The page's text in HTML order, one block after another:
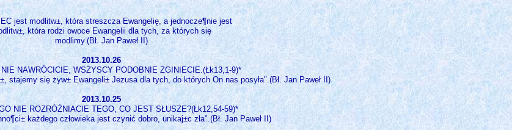
jest modlitw±, która streszcza Ewangelię, a jednocze¶nie jest
która rodzi owoce Ewangelii dla tych, za których się
modlimy.(Bł. Jan Paweł II)
2013.10.26
NIE NAWRÓCICIE, WSZYSCY PODOBNIE ZGINIECIE.(Łk13,1-9)*
stajemy się żyw± Ewangeli± Jezusa dla tych, do których On nas posyła".(Bł. Jan Paweł II)
2013.10.25
NIE ROZRÓŻNIACIE TEGO, CO JEST SŁUSZE?(Łk12,54-59)*
każdego człowieka jest czynić dobro, unikaj±c zła".(Bł. Jan Paweł II)